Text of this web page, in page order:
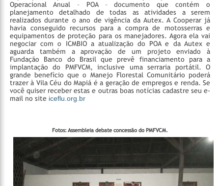
Operacional Anual – POA – documento que contém o
planejamento detalhado de todas as atividades a serem
realizados durante o ano de vigência da Autex. A Cooperar já
havia conseguido recursos para a compra de motosserras e
equipamentos de proteção para os manejadores. Agora ela vai
negociar com o ICMBIO a atualização do POA e da Autex e
aguarda também a aprovação de um projeto enviado à
Fundação Banco do Brasil que prevê financiamento para a
implantação do PMFVCM, inclusive uma serraria portátil. O
grande benefício que o Manejo Florestal Comunitário poderá
trazer à Vila Céu do Mapiá é a geração de empregos e renda. Se
você quiser receber estas e outras boas notícias cadastre seu e-
mail no site iceflu.org.br
Fotos: Assembleia debate concessão do PMFVCM.